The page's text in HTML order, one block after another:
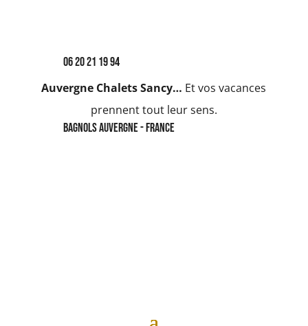
06 20 21 19 94
Auvergne Chalets Sancy… Et vos vacances
prennent tout leur sens.
Bagnols Auvergne - France